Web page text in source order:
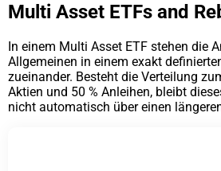
Multi Asset ETFs and
In einem Multi Asset ETF stehen die
Allgemeinen in einem exakt
zueinander. Besteht die Verteilung
Aktien und 50 % Anleihen, bleibt
nicht automatisch über einen